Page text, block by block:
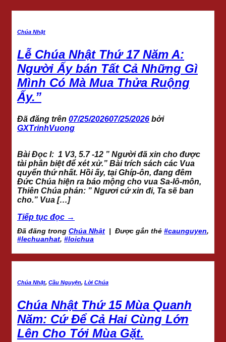
Chúa Nhật
Lễ Chúa Nhật Thứ 17 Năm A:
Người Ấy bán Tất Cả Những Gì
Mình Có Mà Mua Thửa Ruộng
Ấy.”
Đã đăng trên 07/25/202607/25/2026 bởi
GXTrinhVuong
Bài Đọc I: 1 V3, 5.7 -12 ” Người đã xin cho được
tài phân biệt để xét xử.” Bài trích sách các Vua
quyển thứ nhất. Hồi ấy, tại Ghíp-ôn, đang đêm
Đức Chúa hiện ra báo mộng cho vua Sa-lô-môn,
Thiên Chúa phán: ” Ngươi cứ xin đi, Ta sẽ ban
cho.” Vua […]
Tiếp tục đọc →
Đã đăng trong Chúa Nhật | Được gắn thẻ #caunguyen,
#lechuanhat, #loichua
Chúa Nhật, Cầu Nguyện, Lời Chúa
Chúa Nhật Thứ 15 Mùa Quanh
Năm: Cứ Để Cả Hai Cùng Lớn
Lên Cho Tới Mùa Gặt.